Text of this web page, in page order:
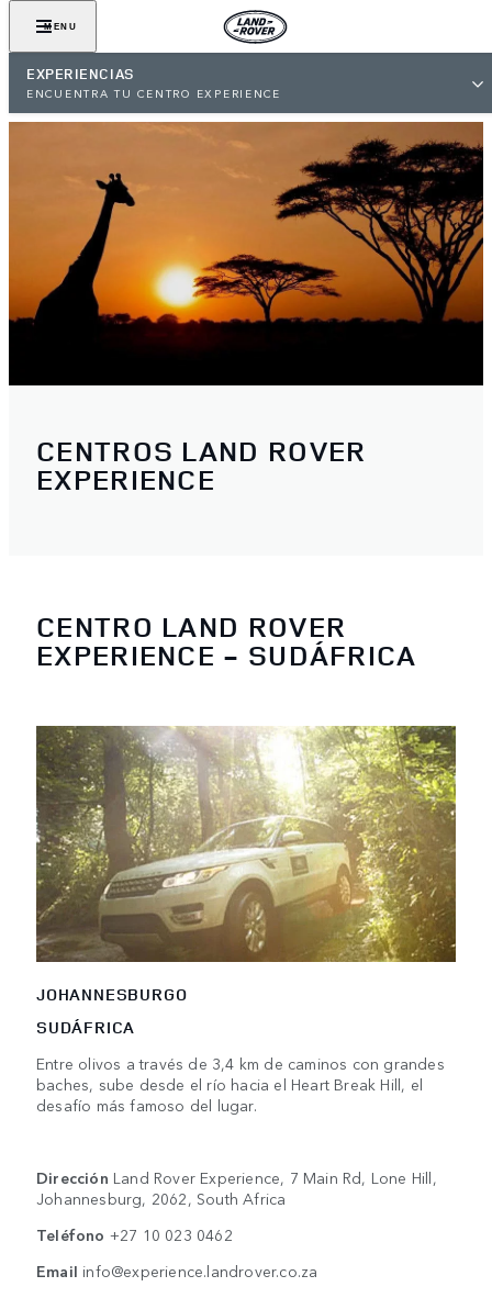
MENU
EXPERIENCIAS
ENCUENTRA TU CENTRO EXPERIENCE
CENTROS LAND ROVER
EXPERIENCE
CENTRO LAND ROVER
EXPERIENCE - SUDÁFRICA
JOHANNESBURGO
SUDÁFRICA
Entre olivos a través de 3,4 km de caminos con grandes
baches, sube desde el río hacia el Heart Break Hill, el
desafío más famoso del lugar.
Dirección Land Rover Experience, 7 Main Rd, Lone Hill,
Johannesburg, 2062, South Africa
Teléfono +27 10 023 0462
Email info@experience.landrover.co.za